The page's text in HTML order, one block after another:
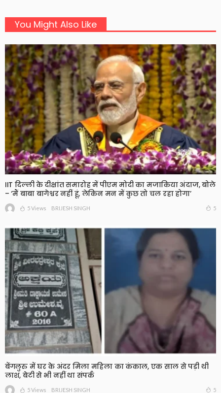
You Might Also Like
IIT दिल्ली के दीक्षांत समारोह में पीएम मोदी का मजाकिया अंदाज, बोले
– ‘मैं बाबा बागेश्वर नहीं हूं, लेकिन मन में कुछ तो चल रहा होगा’
5 Views BRIJESH SINGH 5
बेंगलुरु में घर के अंदर मिला महिला का कंकाल, एक साल से पड़ी थी
लाश, बेटी से भी नहीं था संपर्क
5 Views BRIJESH SINGH 5